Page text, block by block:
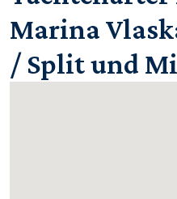
Marina
/ Split und